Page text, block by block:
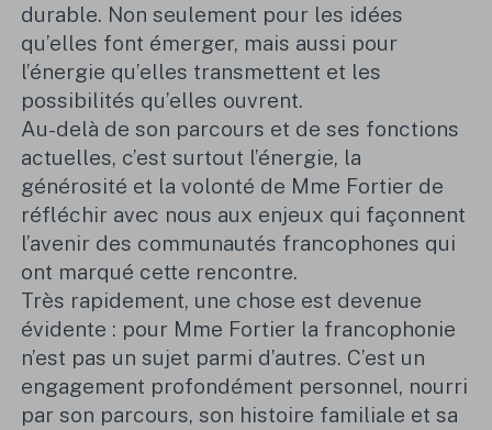
durable. Non seulement pour les idées
qu’elles font émerger, mais aussi pour
l’énergie qu’elles transmettent et les
possibilités qu’elles ouvrent.
Au-delà de son parcours et de ses fonctions
actuelles, c’est surtout l’énergie, la
générosité et la volonté de Mme Fortier de
réfléchir avec nous aux enjeux qui façonnent
l’avenir des communautés francophones qui
ont marqué cette rencontre.
Très rapidement, une chose est devenue
évidente : pour Mme Fortier la francophonie
n’est pas un sujet parmi d’autres. C’est un
engagement profondément personnel, nourri
par son parcours, son histoire familiale et sa